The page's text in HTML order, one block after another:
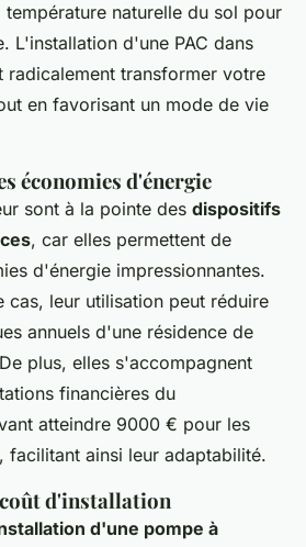
naturelle du sol pour
L'installation d'une PAC dans
radicalement transformer votre
en favorisant un mode de vie
économies d'énergie
sont à la pointe des dispositifs
, car elles permettent de
d'énergie impressionnantes.
cas, leur utilisation peut réduire
annuels d'une résidence de
plus, elles s'accompagnent
financières du
atteindre 9000 € pour les
facilitant ainsi leur adaptabilité.
d'installation
d'une pompe à